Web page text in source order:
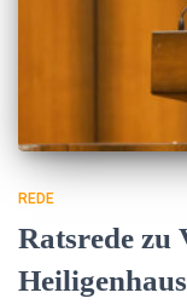
REDE
Ratsrede zu